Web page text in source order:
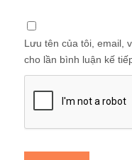
Lưu tên của tôi, email,
cho lần bình luận kế